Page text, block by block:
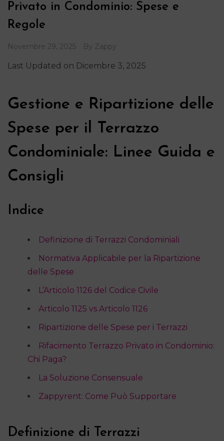
Privato in Condominio: Spese e
Regole
Novembre 29, 2025 By Zappy
Last Updated on Dicembre 3, 2025
Gestione e Ripartizione delle
Spese per il Terrazzo
Condominiale: Linee Guida e
Consigli
Indice
Definizione di Terrazzi Condominiali
Normativa Applicabile per la Ripartizione
delle Spese
L’Articolo 1126 del Codice Civile
Articolo 1125 vs Articolo 1126
Ripartizione delle Spese per i Terrazzi
Rifacimento Terrazzo Privato in Condominio:
Chi Paga?
La Soluzione Consensuale
Zappyrent: Come Può Supportare
Definizione di Terrazzi